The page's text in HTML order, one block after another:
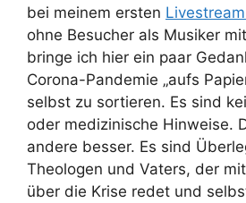
bei meinem ersten
ohne Besucher als Musiker
bringe ich hier ein paar
Corona-Pandemie „aufs
selbst zu sortieren. Es sind
oder medizinische Hinweise.
andere besser. Es sind
Theologen und Vaters, der
über die Krise redet und